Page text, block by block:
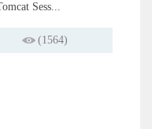
Sess...
(1564)